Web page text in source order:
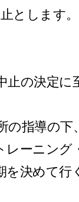
とします。
止の決定に
の指導の下
レーニング
を決めて行